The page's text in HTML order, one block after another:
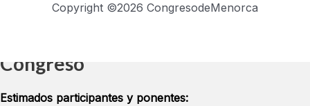
Copyright ©2026 CongresodeMenorca
Recordatorio Importante: Servicio
Congreso
Estimados participantes y ponentes: